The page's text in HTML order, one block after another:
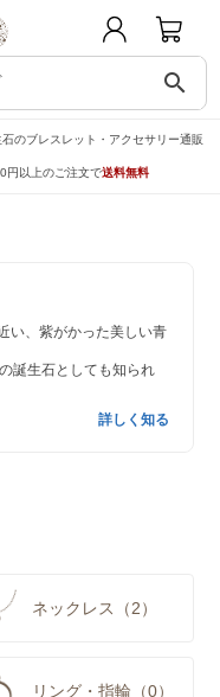
search
のブレスレット・アクセサリー通販
円以上のご注文で送料無料
い、紫がかった美しい青
誕生石としても知られ
詳しく知る
ネックレス（2）
リング・指輪（0）